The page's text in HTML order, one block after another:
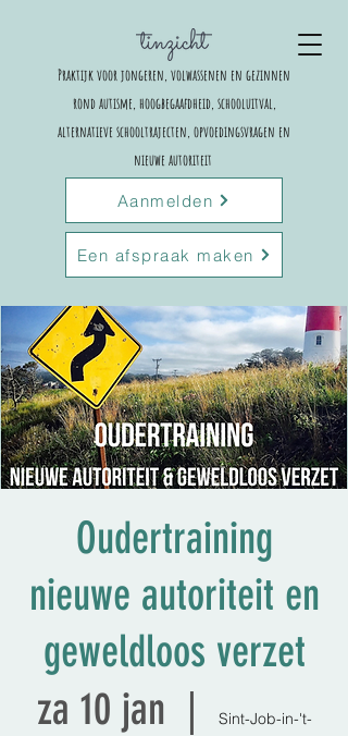
Praktijk voor jongeren, volwassenen en gezinnen
rond autisme, hoogbegaafdheid, schooluitval,
alternatieve schooltrajecten, opvoedingsvragen en
nieuwe autoriteit
Aanmelden
Een afspraak maken
Oudertraining
nieuwe autoriteit en
geweldloos verzet
za 10 jan
Sint-Job-in-'t-